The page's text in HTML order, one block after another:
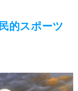
的スポーツ